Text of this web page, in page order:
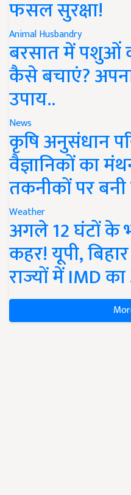
फसल सुरक्षा!
Animal Husbandry
बरसात में पशुओं
कैसे बचाएं?
उपाय..
News
कृषि अनुसंधान
वैज्ञानिकों का
तकनीकों पर
Weather
अगले 12 घंटों के
कहर! यूपी,
राज्यों में IMD